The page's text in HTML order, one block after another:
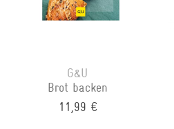
G&U
Brot backen
11,99 €